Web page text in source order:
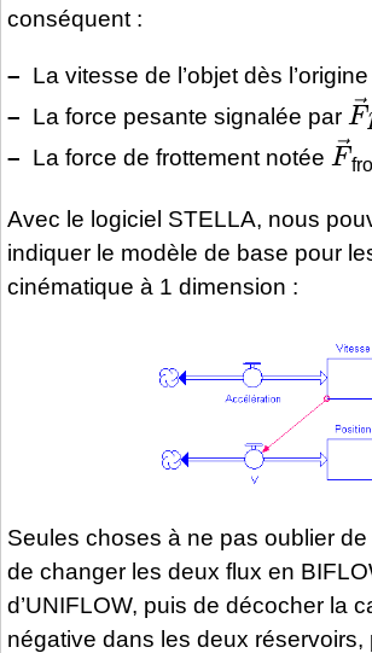
conséquent :
– La vitesse de l’objet dès l’origine
– La force pesante signalée par
F
– La force de frottement notée
F→
Avec le logiciel STELLA, nous
indiquer le modèle de base pour
cinématique à 1 dimension :
Seules choses à ne pas oublier
de changer les deux flux en
d’UNIFLOW, puis de décocher la
négative dans les deux réservoirs,